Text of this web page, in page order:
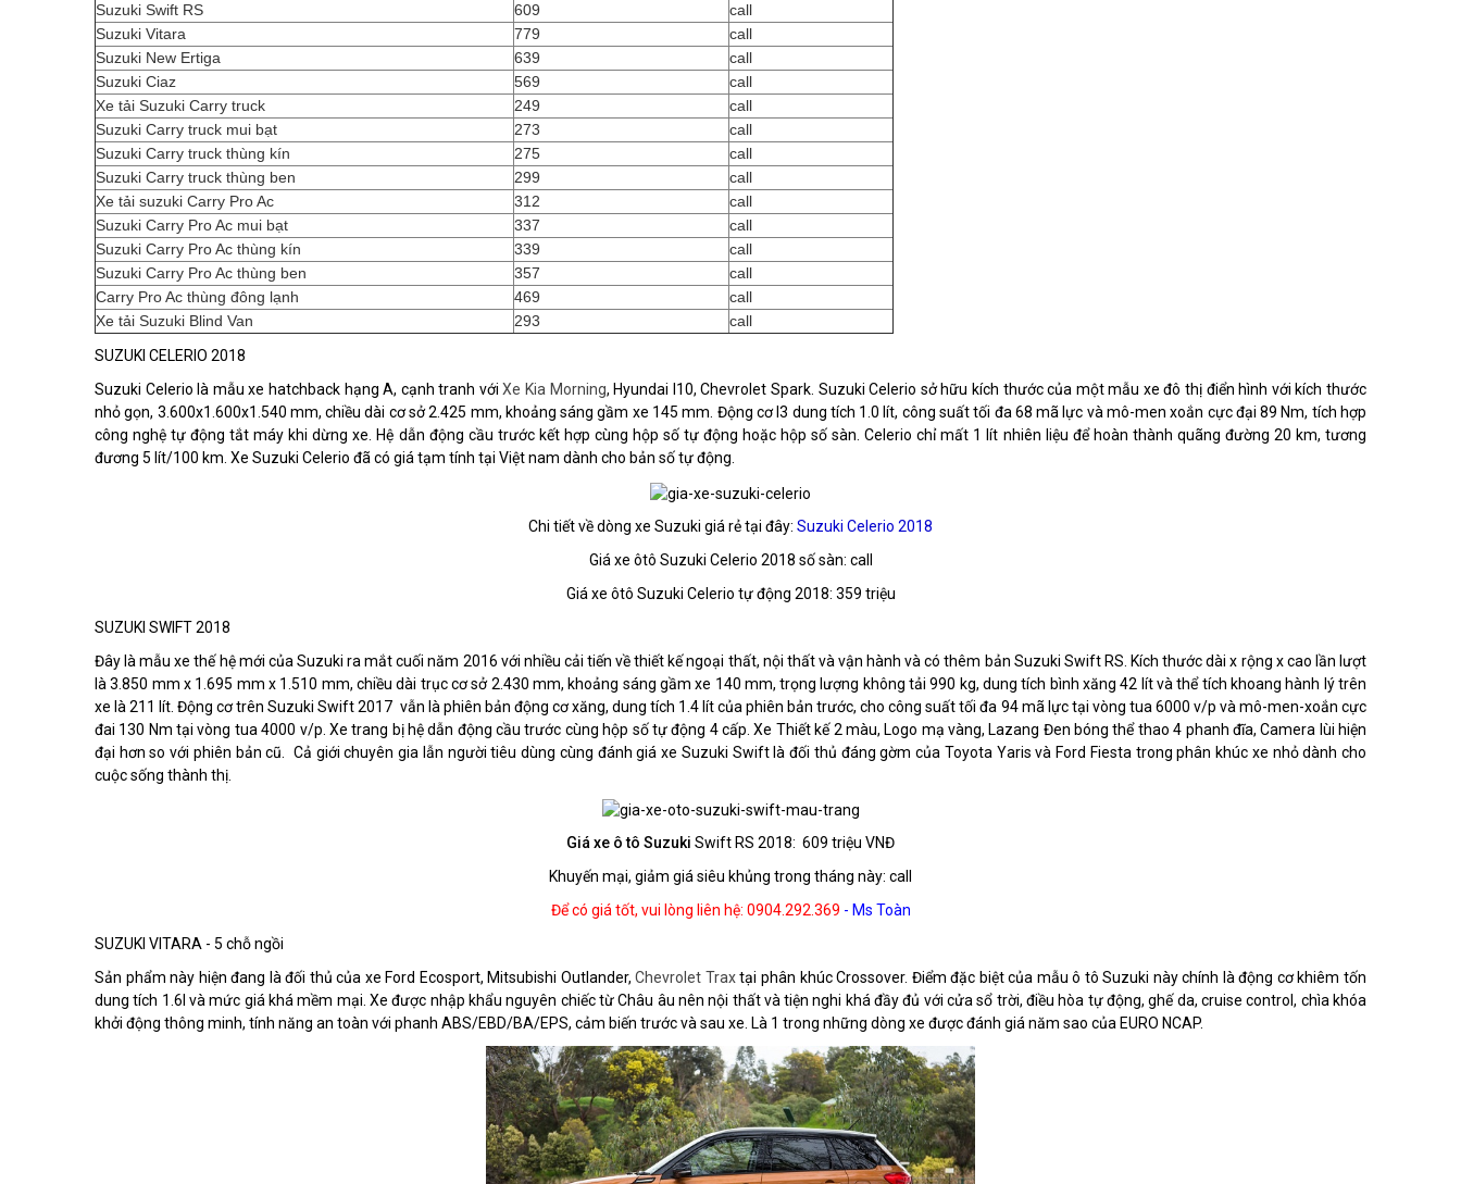
Suzuki Swift RS
609
call
Suzuki Vitara
779
call
Suzuki New Ertiga
639
call
Suzuki Ciaz
569
call
Xe tải Suzuki Carry truck
249
call
Suzuki Carry truck mui bạt
273
call
Suzuki Carry truck thùng kín
275
call
Suzuki Carry truck thùng ben
299
call
Xe tải suzuki Carry Pro Ac
312
call
Suzuki Carry Pro Ac mui bạt
337
call
Suzuki Carry Pro Ac thùng kín
339
call
Suzuki Carry Pro Ac thùng ben
357
call
Carry Pro Ac thùng đông lạnh
469
call
Xe tải Suzuki Blind Van
293
call
SUZUKI CELERIO 2018
Suzuki Celerio là mẫu xe hatchback hạng A, cạnh tranh vớiXe Kia Morning, Hyundai I10, Chevrolet Spark. Suzuki Celerio sở hữu kích thước của một mẫu xe đô thị điển hình với kích thước
nhỏ gọn, 3.600x1.600x1.540 mm, chiều dài cơ sở 2.425 mm, khoảng sáng gầm xe 145 mm. Động cơ I3 dung tích 1.0 lít, công suất tối đa 68 mã lực và mô-men xoắn cực đại 89 Nm, tích hợp
công nghệ tự động tắt máy khi dừng xe. Hệ dẫn động cầu trước kết hợp cùng hộp số tự động hoặc hộp số sàn. Celerio chỉ mất 1 lít nhiên liệu để hoàn thành quãng đường 20 km, tương
đương 5 lít/100 km. Xe Suzuki Celerio đã có giá tạm tính tại Việt nam dành cho bản số tự động.
Chi tiết về dòng xe Suzuki giá rẻ tại đây: Suzuki Celerio 2018
Giá xe ôtô Suzuki Celerio 2018 số sàn: call
Giá xe ôtô Suzuki Celerio tự động 2018: 359 triệu
SUZUKI SWIFT 2018
Đây là mẫu xe thế hệ mới của Suzuki ra mắt cuối năm 2016 với nhiều cải tiến về thiết kế ngoại thất, nội thất và vận hành và có thêm bản Suzuki Swift RS. Kích thước dài x rộng x cao lần lượt
là 3.850 mm x 1.695 mm x 1.510 mm, chiều dài trục cơ sở 2.430 mm, khoảng sáng gầm xe 140 mm, trọng lượng không tải 990 kg, dung tích bình xăng 42 lít và thể tích khoang hành lý trên
xe là 211 lít. Động cơ trên Suzuki Swift 2017 vẫn là phiên bản động cơ xăng, dung tích 1.4 lít của phiên bản trước, cho công suất tối đa 94 mã lực tại vòng tua 6000 v/p và mô-men-xoắn cực
đai 130 Nm tại vòng tua 4000 v/p. Xe trang bị hệ dẫn động cầu trước cùng hộp số tự động 4 cấp. Xe Thiết kế 2 màu, Logo mạ vàng, Lazang Đen bóng thể thao 4 phanh đĩa, Camera lùi hiện
đại hơn so với phiên bản cũ. Cả giới chuyên gia lẫn người tiêu dùng cùng đánh giá xe Suzuki Swift là đối thủ đáng gờm của Toyota Yaris và Ford Fiesta trong phân khúc xe nhỏ dành cho
cuộc sống thành thị.
Giá xe ô tô Suzuki Swift RS 2018: 609 triệu VNĐ
Khuyến mại, giảm giá siêu khủng trong tháng này: call
Để có giá tốt, vui lòng liên hệ: 0904.292.369 - Ms Toàn
SUZUKI VITARA - 5 chỗ ngồi
Sản phẩm này hiện đang là đối thủ của xe Ford Ecosport, Mitsubishi Outlander,Chevrolet Traxtại phân khúc Crossover. Điểm đặc biệt của mẫu ô tô Suzuki này chính là động cơ khiêm tốn
dung tích 1.6l và mức giá khá mềm mại. Xe được nhập khẩu nguyên chiếc từ Châu âu nên nội thất và tiện nghi khá đầy đủ với cửa sổ trời, điều hòa tự động, ghế da, cruise control, chìa khóa
khởi động thông minh, tính năng an toàn với phanh ABS/EBD/BA/EPS, cảm biến trước và sau xe. Là 1 trong những dòng xe được đánh giá năm sao của EURO NCAP.